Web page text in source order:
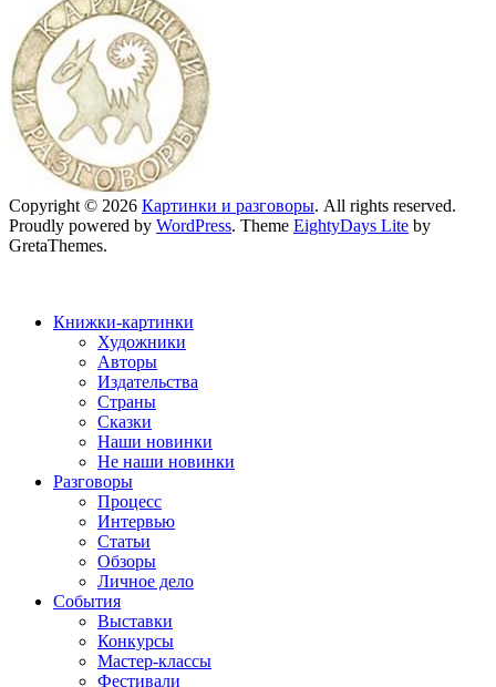
Copyright © 2026 Картинки и разговоры. All rights reserved.
Proudly powered by WordPress. Theme EightyDays Lite by
GretaThemes.
Книжки-картинки
Художники
Авторы
Издательства
Страны
Сказки
Наши новинки
Не наши новинки
Разговоры
Процесс
Интервью
Статьи
Обзоры
Личное дело
События
Выставки
Конкурсы
Мастер-классы
Фестивали